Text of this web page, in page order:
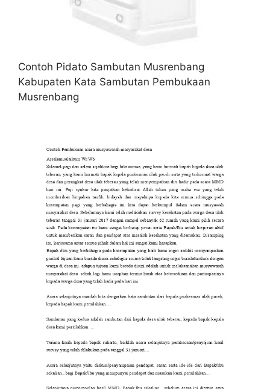
Contoh Pidato Sambutan Musrenbang
Kabupaten Kata Sambutan Pembukaan
Musrenbang